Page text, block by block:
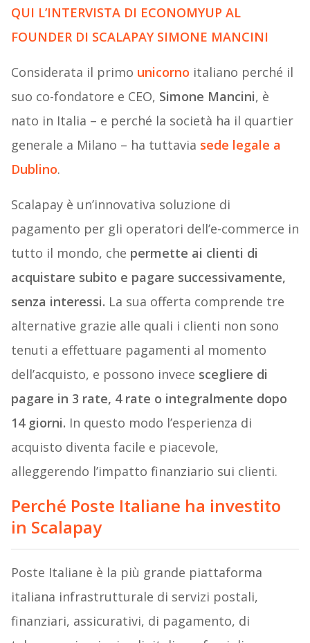
QUI L’INTERVISTA DI ECONOMYUP AL
FOUNDER DI SCALAPAY SIMONE MANCINI
Considerata il primo unicorno italiano perché il
suo co-fondatore e CEO, Simone Mancini, è
nato in Italia – e perché la società ha il quartier
generale a Milano – ha tuttavia sede legale a
Dublino.
Scalapay è un’innovativa soluzione di
pagamento per gli operatori dell’e-commerce in
tutto il mondo, che permette ai clienti di
acquistare subito e pagare successivamente,
senza interessi. La sua offerta comprende tre
alternative grazie alle quali i clienti non sono
tenuti a effettuare pagamenti al momento
dell’acquisto, e possono invece scegliere di
pagare in 3 rate, 4 rate o integralmente dopo
14 giorni. In questo modo l’esperienza di
acquisto diventa facile e piacevole,
alleggerendo l’impatto finanziario sui clienti.
Perché Poste Italiane ha investito
in Scalapay
Poste Italiane è la più grande piattaforma
italiana infrastrutturale di servizi postali,
finanziari, assicurativi, di pagamento, di